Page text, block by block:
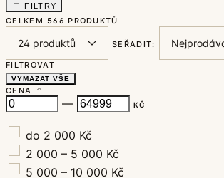
FILTRY
CELKEM 566 PRODUKTŮ
SEŘADIT:
FILTROVAT
VYMAZAT VŠE
CENA
— KČ
do 2 000 Kč
2 000 – 5 000 Kč
5 000 – 10 000 Kč